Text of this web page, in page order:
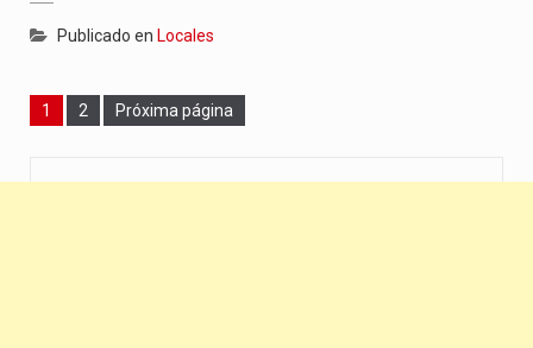
Publicado en Locales
Page
1 Page
2 Próxima página